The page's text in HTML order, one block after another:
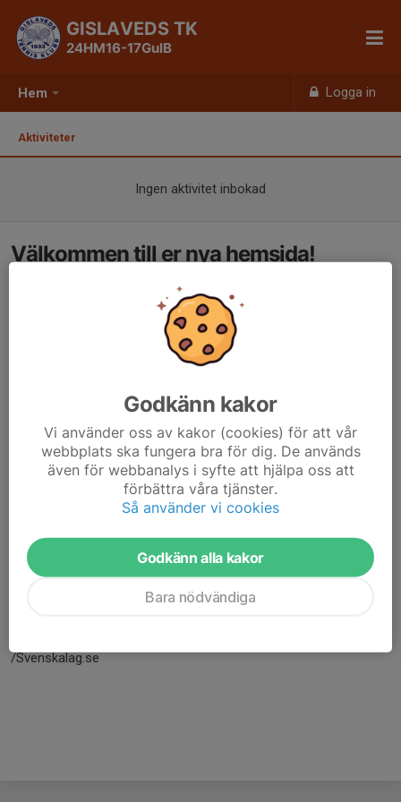
Hem Logga in
GISLAVEDS TK
24HM16-17GulB
Aktiviteter
Ingen aktivitet inbokad
Välkommen till er nya hemsida!
Här hamnar automatiskt de senaste nyheterna på hemsidan. För
att kunna börja administrera hemsidan loggar du in högst upp till
/Svenskalag.se
Godkänn kakor
Vi använder oss av kakor (cookies) för att vår
webbplats ska fungera bra för dig. De används
även för webbanalys i syfte att hjälpa oss att
förbättra våra tjänster.
Så använder vi cookies
Godkänn alla kakor
Bara nödvändiga